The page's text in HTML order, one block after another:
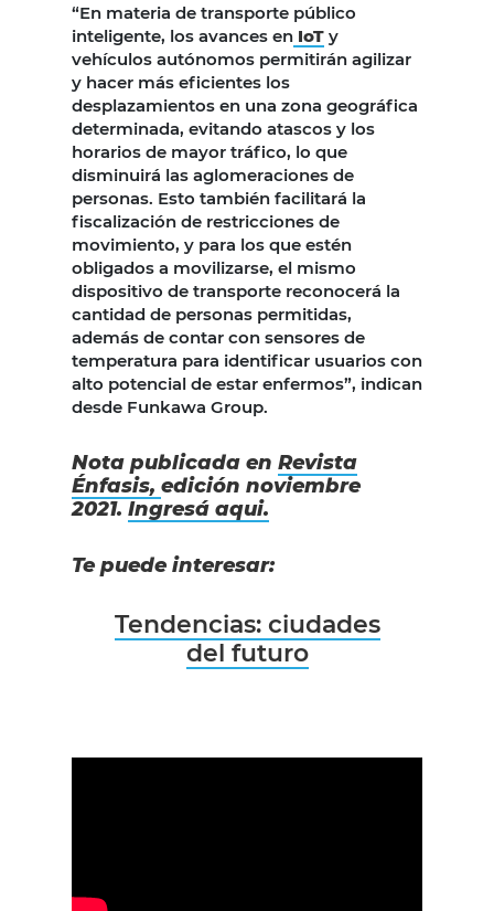
“En materia de transporte público
inteligente, los avances en IoT y
vehículos autónomos permitirán agilizar
y hacer más eficientes los
desplazamientos en una zona geográfica
determinada, evitando atascos y los
horarios de mayor tráfico, lo que
disminuirá las aglomeraciones de
personas. Esto también facilitará la
fiscalización de restricciones de
movimiento, y para los que estén
obligados a movilizarse, el mismo
dispositivo de transporte reconocerá la
cantidad de personas permitidas,
además de contar con sensores de
temperatura para identificar usuarios con
alto potencial de estar enfermos”, indican
desde Funkawa Group.
Nota publicada en Revista
Énfasis, edición noviembre
2021. Ingresá aqui.
Te puede interesar:
Tendencias: ciudades
del futuro